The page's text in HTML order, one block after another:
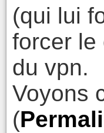
(qui lui
forcer le
du vpn.
Voyons
(